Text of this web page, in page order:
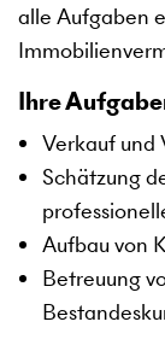
alle Aufgaben
Ihre
Verkauf und
Schätzung
Aufbau von
Betreuung